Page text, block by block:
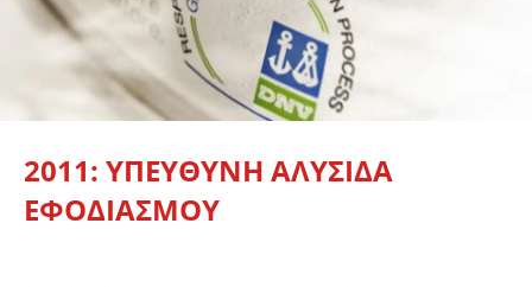
2011: ΥΠΕΥΘΥΝΗ ΑΛΥΣΙΔΑ
ΕΦΟΔΙΑΣΜΟΥ